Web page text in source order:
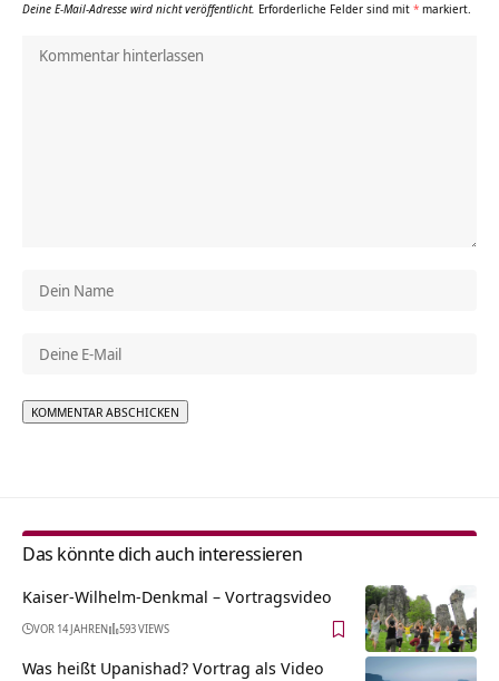
Deine E-Mail-Adresse wird nicht veröffentlicht. Erforderliche Felder sind mit * markiert.
Das könnte dich auch interessieren
Kaiser-Wilhelm-Denkmal‏‎ – Vortragsvideo
VOR 14 JAHREN 593 VIEWS
Was heißt Upanishad? Vortrag als Video